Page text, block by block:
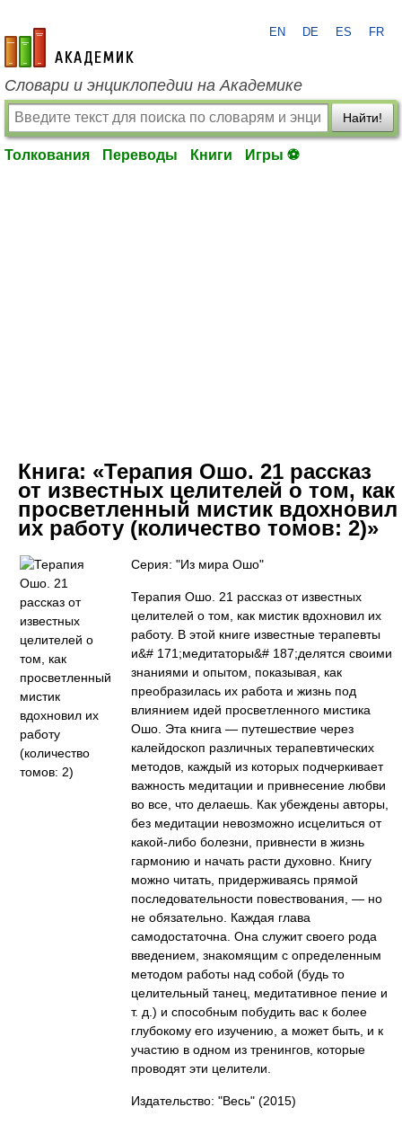
academic.ru
EN DE ES FR
Словари и энциклопедии на Академике
Найти!
Толкования Переводы Книги Игры ⚽
Книга: «Терапия Ошо. 21 рассказ
от известных целителей о том, как
просветленный мистик вдохновил
их работу (количество томов: 2)»
Серия: "Из мира Ошо"
Терапия Ошо. 21 рассказ от известных
целителей о том, как мистик вдохновил их
работу. В этой книге известные терапевты
и&# 171;медитаторы&# 187;делятся своими
знаниями и опытом, показывая, как
преобразилась их работа и жизнь под
влиянием идей просветленного мистика
Ошо. Эта книга — путешествие через
калейдоскоп различных терапевтических
методов, каждый из которых подчеркивает
важность медитации и привнесение любви
во все, что делаешь. Как убеждены авторы,
без медитации невозможно исцелиться от
какой-либо болезни, привнести в жизнь
гармонию и начать расти духовно. Книгу
можно читать, придерживаясь прямой
последовательности повествования, — но
не обязательно. Каждая глава
самодостаточна. Она служит своего рода
введением, знакомящим с определенным
методом работы над собой (будь то
целительный танец, медитативное пение и
т. д.) и способным побудить вас к более
глубокому его изучению, а может быть, и к
участию в одном из тренингов, которые
проводят эти целители.
Издательство: "Весь" (2015)